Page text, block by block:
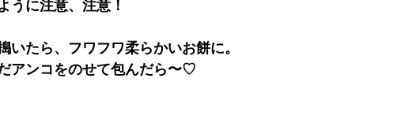
うに注意、注意！
いたら、フワフワ柔らかいお餅に。
アンコをのせて包んだら〜♡